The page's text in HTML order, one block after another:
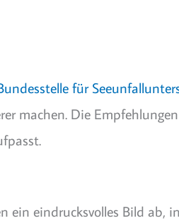
für
machen. Die
ein eindrucksvolles Bild ab,